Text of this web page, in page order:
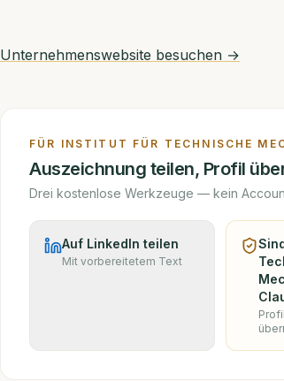
Unternehmenswebsite besuchen →
FÜR INSTITUT FÜR TECHNISCHE
Auszeichnung teilen, Profil
Drei kostenlose Werkzeuge — kein
Auf LinkedIn teilen
Mit vorbereitetem Text